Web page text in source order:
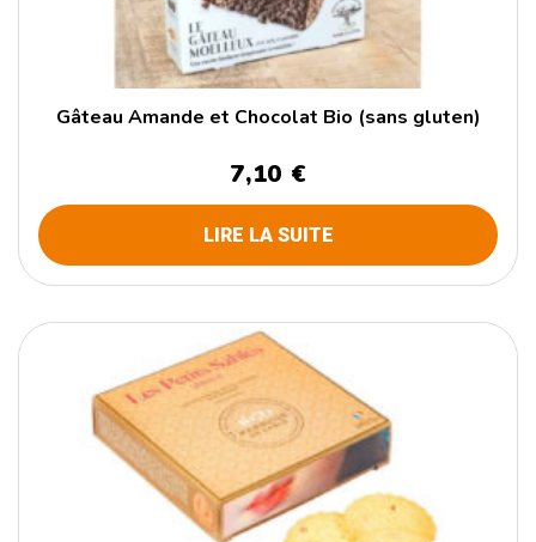
Gâteau Amande et Chocolat Bio (sans gluten)
7,10 €
LIRE LA SUITE